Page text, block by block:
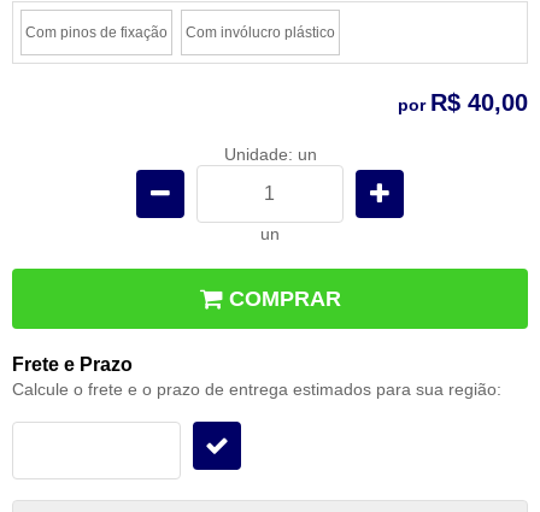
Com pinos de fixação Com invólucro plástico
por R$ 40,00
Unidade: un
un
COMPRAR
Frete e Prazo
Calcule o frete e o prazo de entrega estimados para sua região: